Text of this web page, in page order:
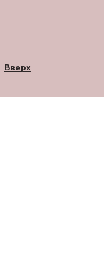
Вверх